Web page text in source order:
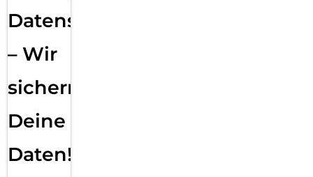
Datensicherung
– Wir
sichern
Deine
Daten!